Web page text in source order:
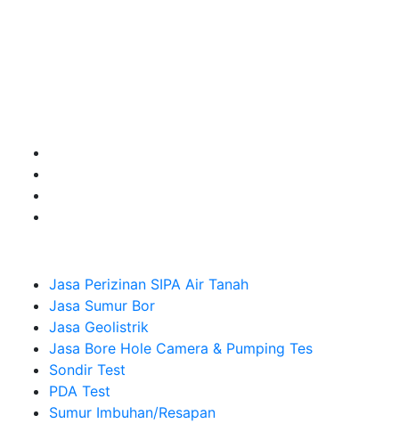
Jasa Perizinan SIPA Air Tanah
Jasa Sumur Bor
Jasa Geolistrik
Jasa Bore Hole Camera & Pumping Tes
Sondir Test
PDA Test
Sumur Imbuhan/Resapan